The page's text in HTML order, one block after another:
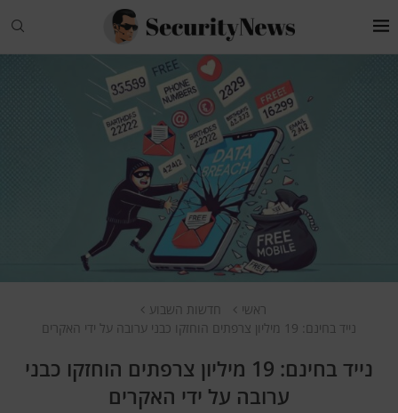
ראשי
חדשות השבוע
נייד בחינם: 19 מיליון צרפתים הוחזקו כבני ערובה על ידי האקרים
נייד בחינם: 19 מיליון צרפתים הוחזקו כבני
ערובה על ידי האקרים